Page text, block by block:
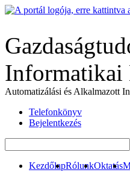
Informatikai
Automatizálási és Alkalmazott
Telefonkönyv
Bejelentkezés
KezdőlapRólunkOktatás